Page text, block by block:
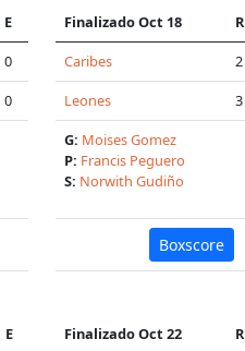
E
0
0
Finalizado Oct 18 R
Caribes
2
Leones
3
G: Moises Gomez
P: Francis Peguero
S: Norwith Gudiño
Boxscore
E
Finalizado Oct 22 R